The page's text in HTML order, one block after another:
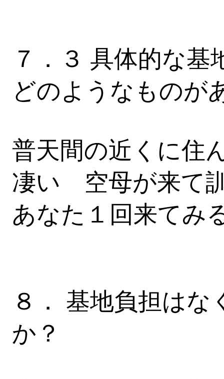
７．３ 具体的な
どのようなものが
普天間の近くに住
凄い 空母が来て
あなた１回来てみ
８． 基地負担は
か？